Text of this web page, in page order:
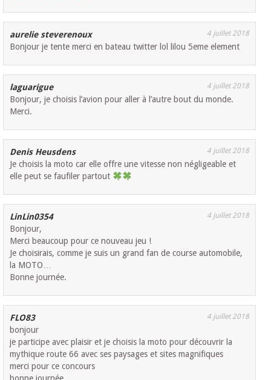
aurelie steverenoux 4 juillet 2018
Bonjour je tente merci en bateau twitter lol lilou 5eme element
laguarigue 4 juillet 2018
Bonjour, je choisis l’avion pour aller à l’autre bout du monde.
Merci.
Denis Heusdens 4 juillet 2018
Je choisis la moto car elle offre une vitesse non négligeable et
elle peut se faufiler partout
LinLin0354 4 juillet 2018
Bonjour,
Merci beaucoup pour ce nouveau jeu !
Je choisirais, comme je suis un grand fan de course automobile,
la MOTO…
Bonne journée.
FLO83 4 juillet 2018
bonjour
je participe avec plaisir et je choisis la moto pour découvrir la
mythique route 66 avec ses paysages et sites magnifiques
merci pour ce concours